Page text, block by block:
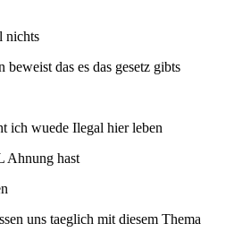
nichts
das es das gesetz gibts
ich wuede Ilegal hier leben
Ahnung hast
uns taeglich mit diesem Thema